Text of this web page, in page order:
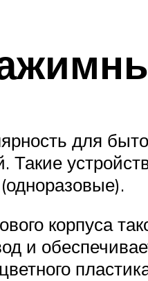
для
Такие
корпуса
и